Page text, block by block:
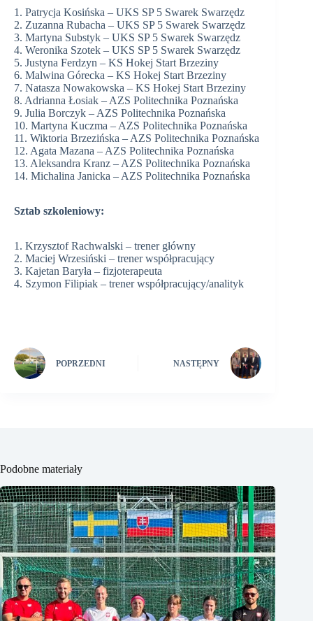
1. Patrycja Kosińska – UKS SP 5 Swarek Swarzędz
2. Zuzanna Rubacha – UKS SP 5 Swarek Swarzędz
3. Martyna Substyk – UKS SP 5 Swarek Swarzędz
4. Weronika Szotek – UKS SP 5 Swarek Swarzędz
5. Justyna Ferdzyn – KS Hokej Start Brzeziny
6. Malwina Górecka – KS Hokej Start Brzeziny
7. Natasza Nowakowska – KS Hokej Start Brzeziny
8. Adrianna Łosiak – AZS Politechnika Poznańska
9. Julia Borczyk – AZS Politechnika Poznańska
10. Martyna Kuczma – AZS Politechnika Poznańska
11. Wiktoria Brzezińska – AZS Politechnika Poznańska
12. Agata Mazana – AZS Politechnika Poznańska
13. Aleksandra Kranz – AZS Politechnika Poznańska
14. Michalina Janicka – AZS Politechnika Poznańska
Sztab szkoleniowy:
1. Krzysztof Rachwalski – trener główny
2. Maciej Wrzesiński – trener współpracujący
3. Kajetan Baryła – fizjoterapeuta
4. Szymon Filipiak – trener współpracujący/analityk
POPRZEDNI NASTĘPNY
Podobne materiały